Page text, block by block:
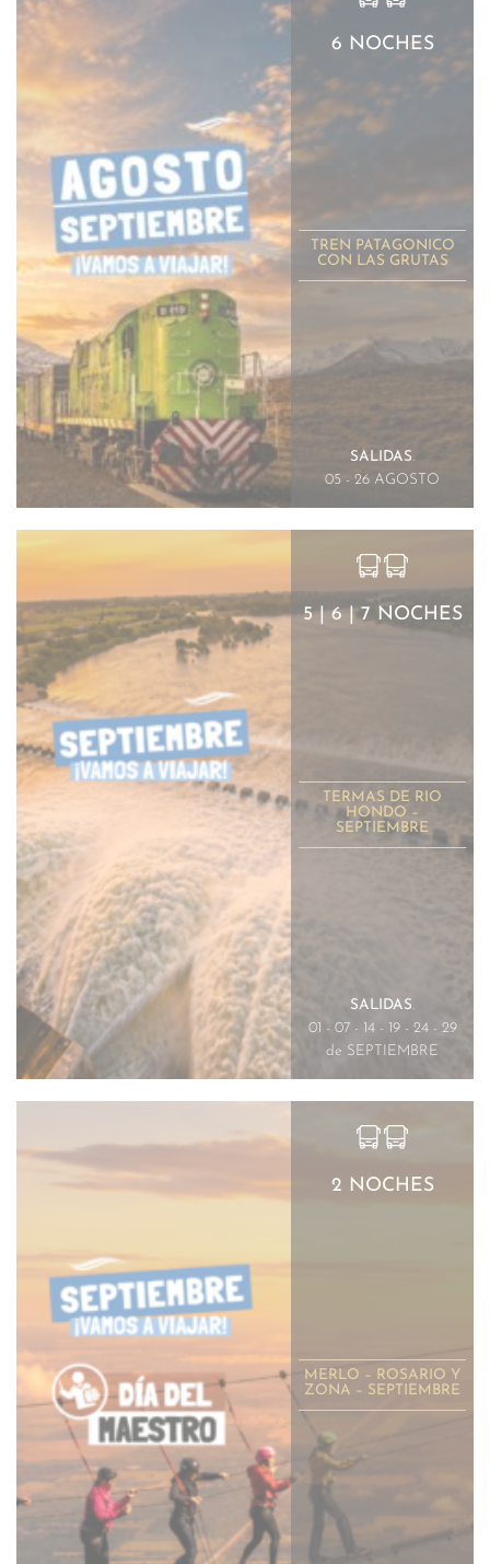
6 NOCHES
TREN PATAGONICO
CON LAS GRUTAS
SALIDAS.
05 - 26 AGOSTO
5 | 6 | 7 NOCHES
TERMAS DE RIO
HONDO –
SEPTIEMBRE
SALIDAS.
01 - 07 - 14 - 19 - 24 - 29
de SEPTIEMBRE
2 NOCHES
MERLO – ROSARIO Y
ZONA – SEPTIEMBRE